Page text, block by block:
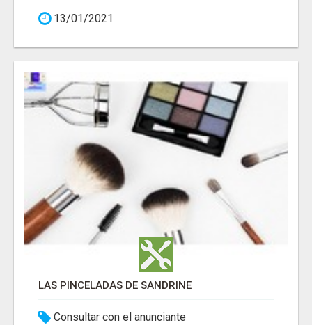
13/01/2021
LAS PINCELADAS DE SANDRINE
Consultar con el anunciante